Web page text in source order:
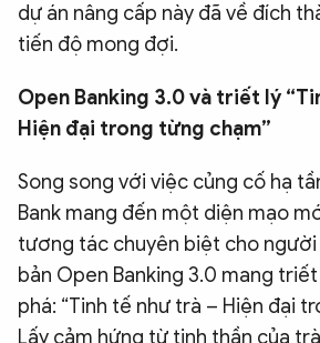
dự án nâng cấp này đã về đích
tiến độ mong đợi.
Open Banking 3.0 và triết lý
Hiện đại trong từng chạm”
Song song với việc củng cố hạ
Bank mang đến một diện mạo
tương tác chuyên biệt cho
bản Open Banking 3.0 mang
phá: “Tinh tế như trà – Hiện đại
Lấy cảm hứng từ tinh thần của